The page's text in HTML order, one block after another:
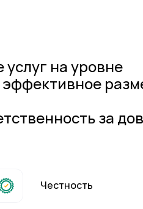
на уровне
за
Честность